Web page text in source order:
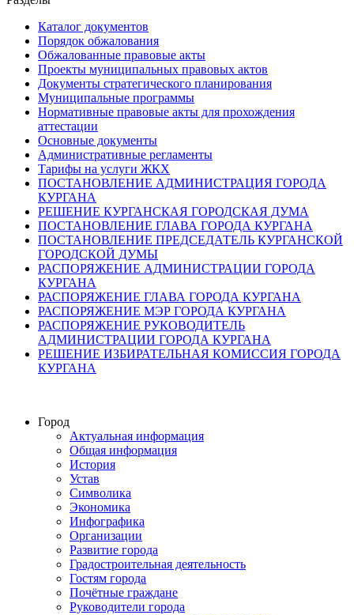
Каталог документов
Порядок обжалования
Обжалованные правовые акты
Проекты муниципальных правовых актов
Документы стратегического планирования
Муниципальные программы
Нормативные правовые акты для прохождения
аттестации
Основные документы
Административные регламенты
Тарифы на услуги ЖКХ
ПОСТАНОВЛЕНИЕ АДМИНИСТРАЦИЯ ГОРОДА
КУРГАНА
РЕШЕНИЕ КУРГАНСКАЯ ГОРОДСКАЯ ДУМА
ПОСТАНОВЛЕНИЕ ГЛАВА ГОРОДА КУРГАНА
ПОСТАНОВЛЕНИЕ ПРЕДСЕДАТЕЛЬ КУРГАНСКОЙ
ГОРОДСКОЙ ДУМЫ
РАСПОРЯЖЕНИЕ АДМИНИСТРАЦИИ ГОРОДА
КУРГАНА
РАСПОРЯЖЕНИЕ ГЛАВА ГОРОДА КУРГАНА
РАСПОРЯЖЕНИЕ МЭР ГОРОДА КУРГАНА
РАСПОРЯЖЕНИЕ РУКОВОДИТЕЛЬ
АДМИНИСТРАЦИИ ГОРОДА КУРГАНА
РЕШЕНИЕ ИЗБИРАТЕЛЬНАЯ КОМИССИЯ ГОРОДА
КУРГАНА
Город
Актуальная информация
Общая информация
История
Устав
Символика
Экономика
Инфографика
Организации
Развитие города
Градостроительная деятельность
Гостям города
Почётные граждане
Руководители города